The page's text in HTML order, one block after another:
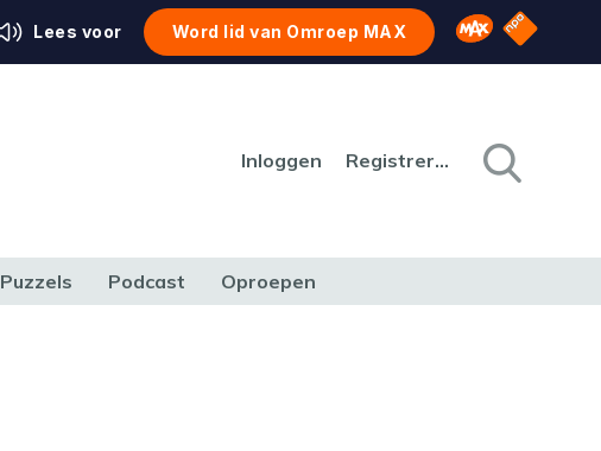
Lees voor Word lid van Omroep MAX Omroep MAX
NPO
Inloggen Registreren
Puzzels Podcast Oproepen